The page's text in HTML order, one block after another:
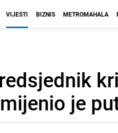
VIJESTI BIZNIS METROMAHALA
je